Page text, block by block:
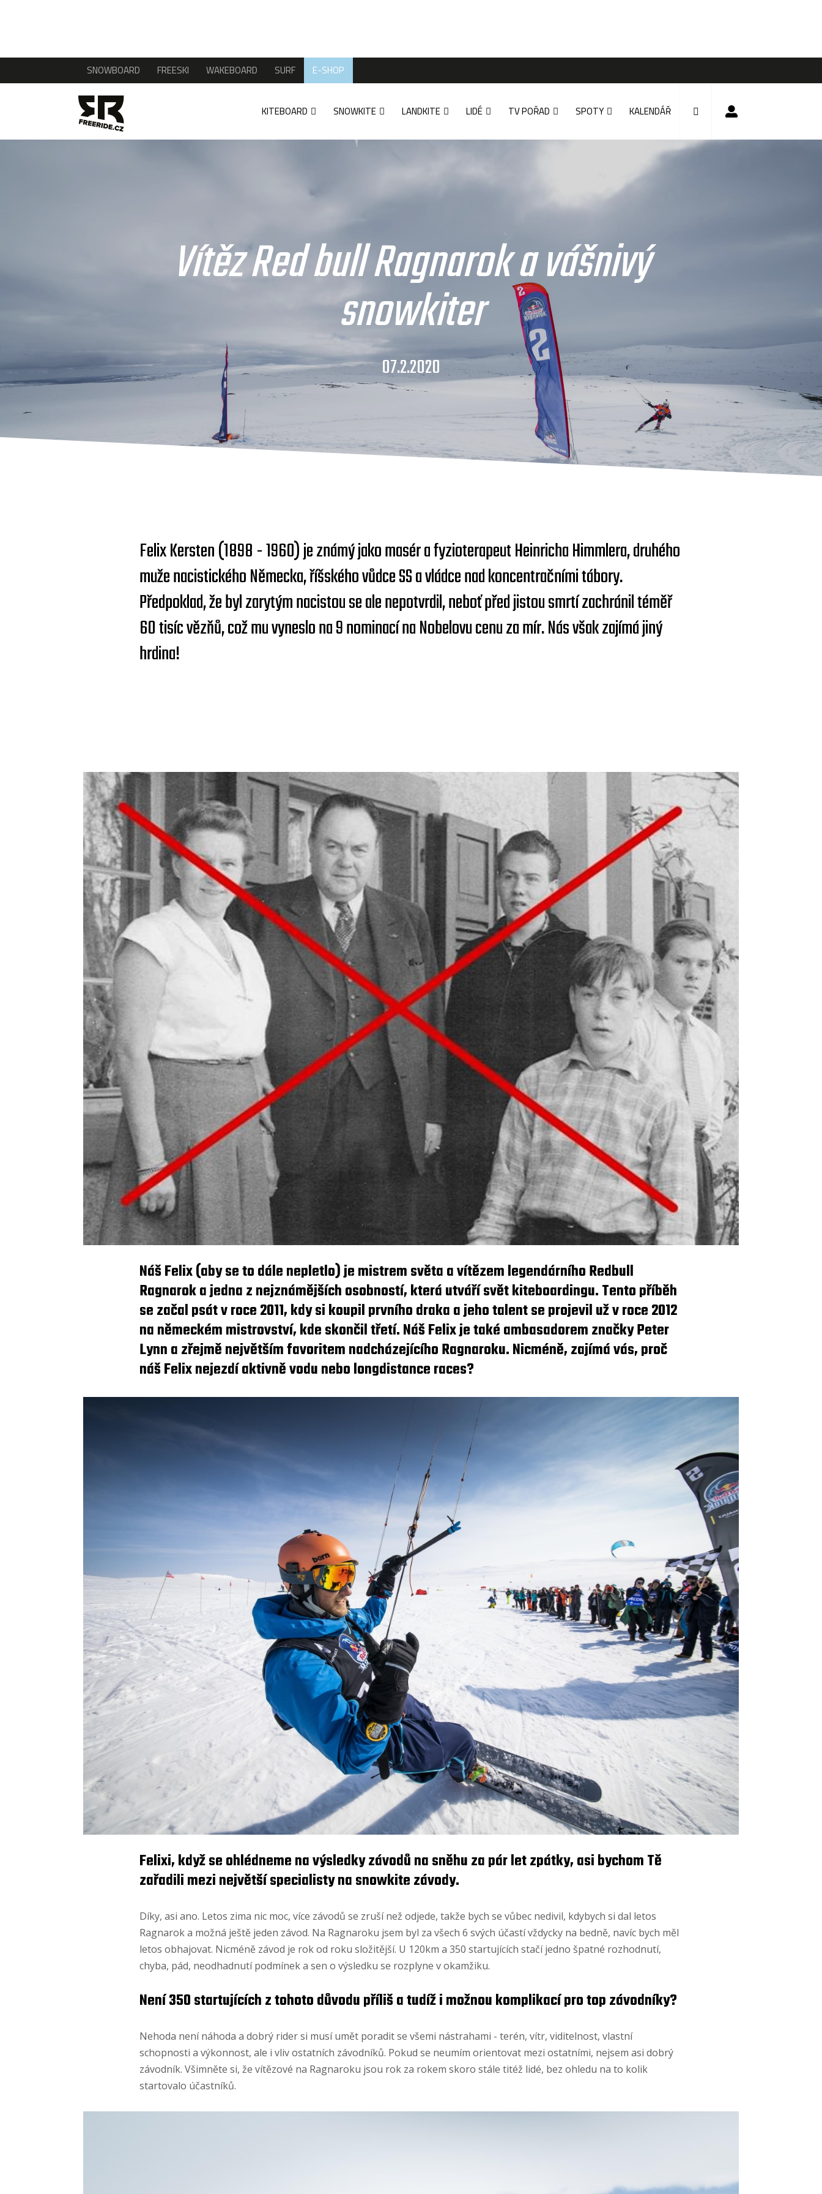
SNOWBOARD FREESKI WAKEBOARD SURF E-SHOP
KITEBOARD SNOWKITE LANDKITE LIDÉ TV POŘAD SPOTY KALENDÁŘ
Vítěz Red bull Ragnarok a vášnivý
snowkiter
07.2.2020
Felix Kersten (1898 - 1960) je známý jako masér a fyzioterapeut Heinricha Himmlera, druhého
muže nacistického Německa, říšského vůdce SS a vládce nad koncentračními tábory.
Předpoklad, že byl zarytým nacistou se ale nepotvrdil, neboť před jistou smrtí zachránil téměř
60 tisíc vězňů, což mu vyneslo na 9 nominací na Nobelovu cenu za mír. Nás však zajímá jiný
hrdina!
Náš Felix (aby se to dále nepletlo) je mistrem světa a vítězem legendárního Redbull
Ragnarok a jedna z nejznámějších osobností, která utváří svět kiteboardingu. Tento příběh
se začal psát v roce 2011, kdy si koupil prvního draka a jeho talent se projevil už v roce 2012
na německém mistrovství, kde skončil třetí. Náš Felix je také ambasadorem značky Peter
Lynn a zřejmě největším favoritem nadcházejícího Ragnaroku. Nicméně, zajímá vás, proč
náš Felix nejezdí aktivně vodu nebo longdistance races?
Felixi, když se ohlédneme na výsledky závodů na sněhu za pár let zpátky, asi bychom Tě
zařadili mezi největší specialisty na snowkite závody.
Díky, asi ano. Letos zima nic moc, více závodů se zruší než odjede, takže bych se vůbec nedivil, kdybych si dal letos
Ragnarok a možná ještě jeden závod. Na Ragnaroku jsem byl za všech 6 svých účastí vždycky na bedně, navíc bych měl
letos obhajovat. Nicméně závod je rok od roku složitější. U 120km a 350 startujících stačí jedno špatné rozhodnutí,
chyba, pád, neodhadnutí podmínek a sen o výsledku se rozplyne v okamžiku.
Není 350 startujících z tohoto důvodu příliš a tudíž i možnou komplikací pro top závodníky?
Nehoda není náhoda a dobrý rider si musí umět poradit se všemi nástrahami - terén, vítr, viditelnost, vlastní
schopnosti a výkonnost, ale i vliv ostatních závodníků. Pokud se neumím orientovat mezi ostatními, nejsem asi dobrý
závodník. Všimněte si, že vítězové na Ragnaroku jsou rok za rokem skoro stále titéž lidé, bez ohledu na to kolik
startovalo účastníků.